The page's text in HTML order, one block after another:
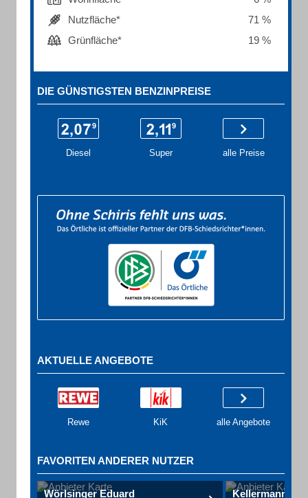
Nutzfläche*
71 %
Grünfläche*
19 %
DIE GÜNSTIGSTEN BENZINPREISE
Diesel Super alle Preise
AKTUELLE ANGEBOTE
Rewe KiK alle Angebote
FAVORITEN ANDERER NUTZER
Wörlsinger Eduard